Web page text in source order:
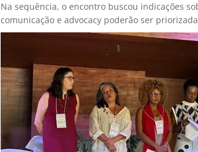
Na sequência, o encontro buscou indicações
comunicação e advocacy poderão ser